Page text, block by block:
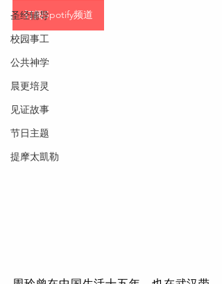
圣经辅导
校园事工
公共神学
晨更培灵
见证故事
节日主题
提摩太凱勒
订阅Spotify频道